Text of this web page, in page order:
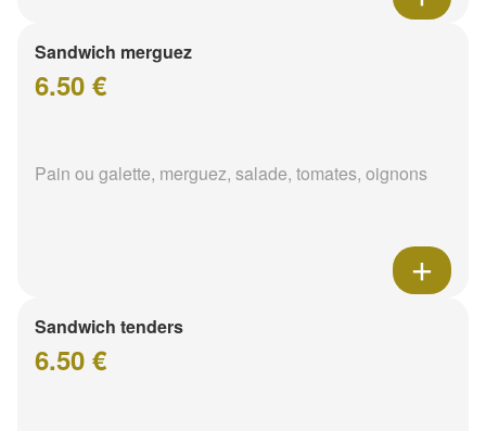
Sandwich merguez
6.50 €
Pain ou galette, merguez, salade, tomates, oignons
Sandwich tenders
6.50 €